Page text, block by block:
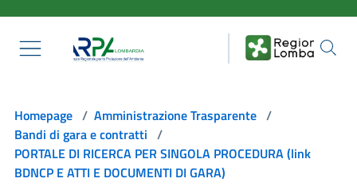
Homepage / Amministrazione Trasparente /
Bandi di gara e contratti /
PORTALE DI RICERCA PER SINGOLA PROCEDURA (link
BDNCP E ATTI E DOCUMENTI DI GARA)